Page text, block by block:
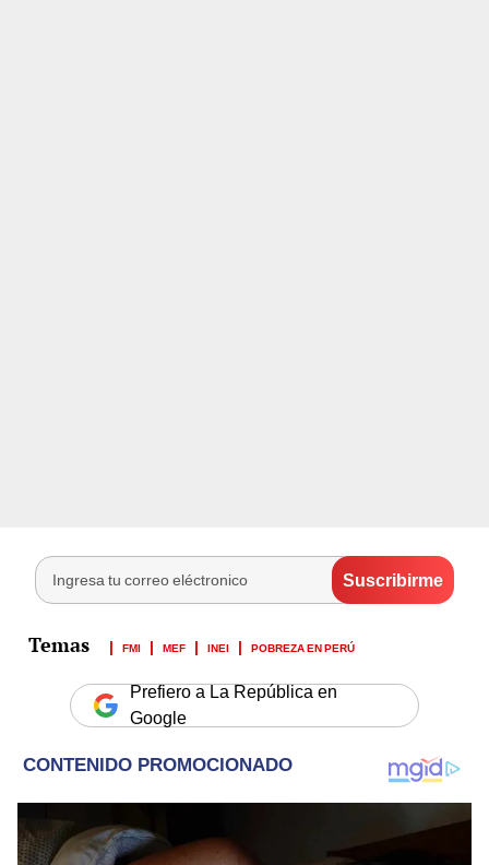
FMI MEF INEI POBREZA EN PERÚ
Prefiero a La República en
Google